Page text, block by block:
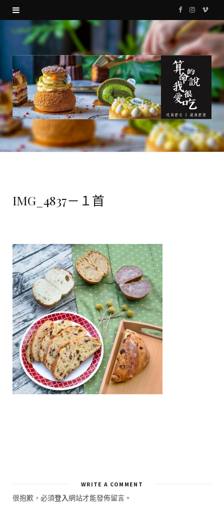
F
a
c
e
b
o
k
I
s
g
r
a
V
i
IMG_4837－１首
WRITE A COMMENT
很抱歉，必須登入網站才能發佈留言。